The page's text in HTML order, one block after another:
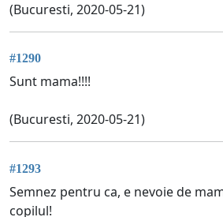
(Bucuresti, 2020-05-21)
#1290
Sunt mama!!!!
(Bucuresti, 2020-05-21)
#1293
Semnez pentru ca, e nevoie de
copilul!